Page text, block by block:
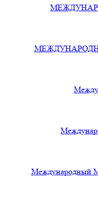
Международный